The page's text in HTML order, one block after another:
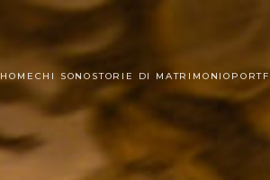
HOME CHI SONO STORIE DI MATRIMONIO